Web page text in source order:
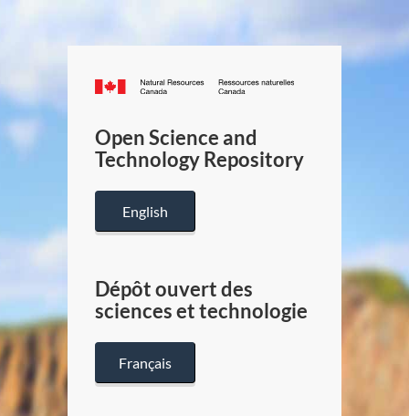
Canada.ca
/
Canada
Open Science and
Technology Repository
English
Dépôt ouvert des
sciences et technologie
Français